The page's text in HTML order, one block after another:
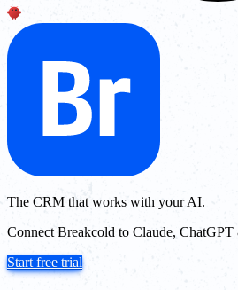
The CRM that works with your AI.
Connect Breakcold to Claude,
Start free trial